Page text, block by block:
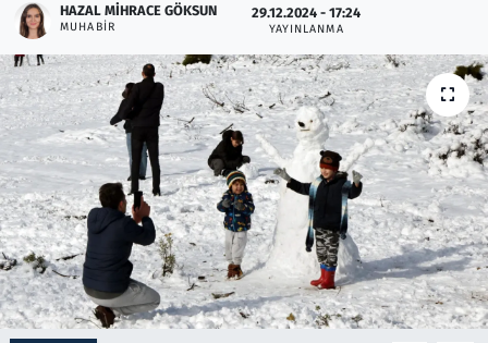
HAZAL MIHRACE GÖKSUN
MUHABIR
29.12.2024 - 17:24
YAYINLANMA
Resmi İlanlar
Rüya Tabirleri
Sağlık
Savunma Sanayi
Seçim 2023